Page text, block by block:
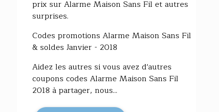
prix sur Alarme Maison Sans Fil et autres
surprises.
Codes promotions Alarme Maison Sans Fil
& soldes Janvier - 2018
Aidez les autres si vous avez d'autres
coupons codes Alarme Maison Sans Fil
2018 à partager, nous...